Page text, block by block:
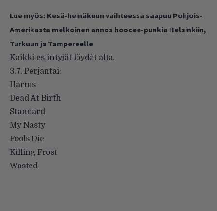
Lue myös: Kesä-heinäkuun vaihteessa saapuu Pohjois-
Amerikasta melkoinen annos hoocee-punkia Helsinkiin,
Turkuun ja Tampereelle
Kaikki esiintyjät löydät alta.
3.7. Perjantai:
Harms
Dead At Birth
Standard
My Nasty
Fools Die
Killing Frost
Wasted